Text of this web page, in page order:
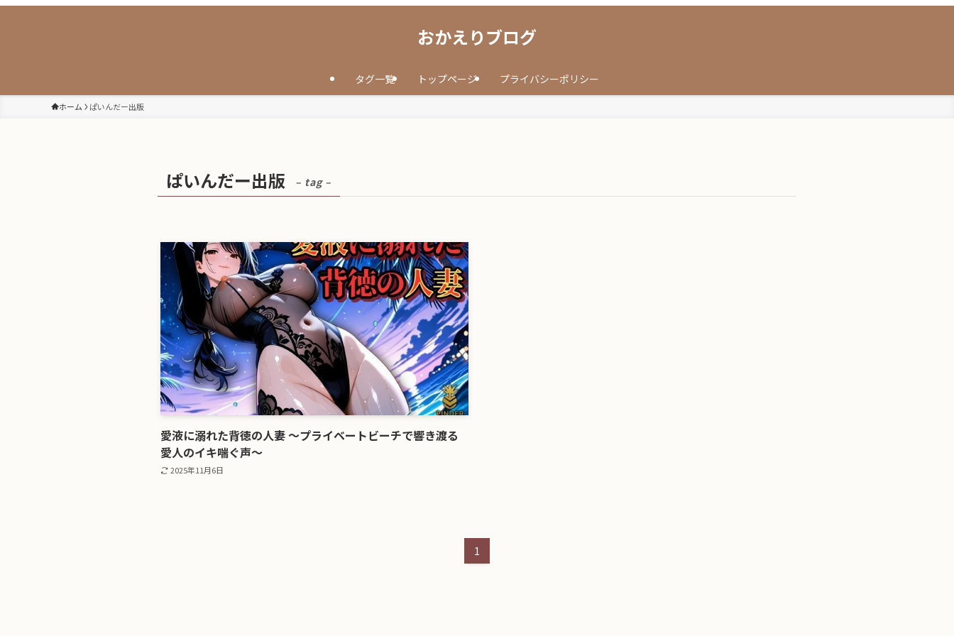
おかえりブログ
タグ一覧 トップページ プライバシーポリシー
ホーム ぱいんだー出版
ぱいんだー出版 – tag –
愛液に溺れた背徳の人妻 〜プライベートビーチで響き渡る
愛人のイキ喘ぐ声〜
2025年11月6日
1